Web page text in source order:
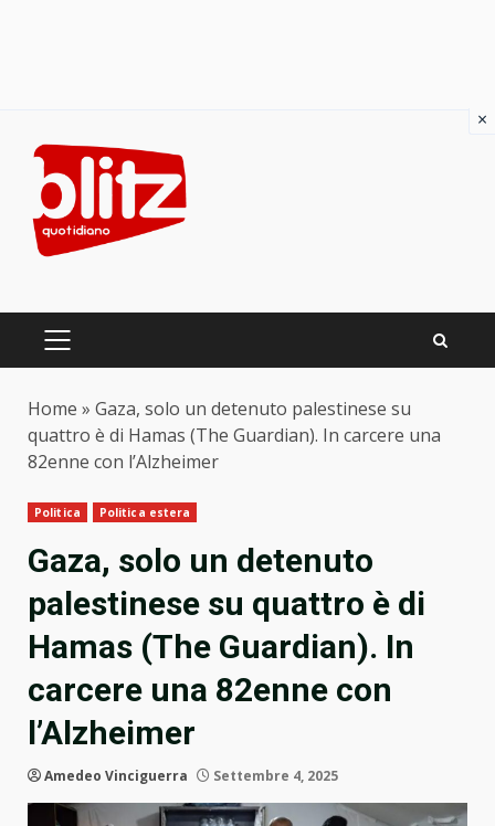
content
PRIMARY
Home » Gaza, solo un detenuto palestinese su
quattro è di Hamas (The Guardian). In carcere una
82enne con l’Alzheimer
Politica Politica estera
Gaza, solo un detenuto
palestinese su quattro è di
Hamas (The Guardian). In
carcere una 82enne con
l’Alzheimer
Amedeo Vinciguerra Settembre 4, 2025
×